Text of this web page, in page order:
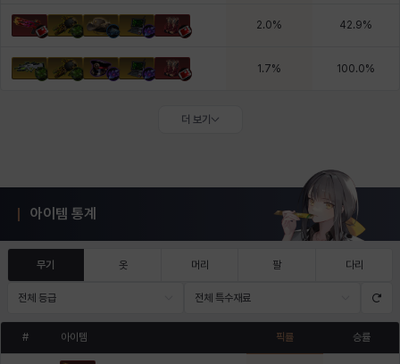
2.0% 42.9%
1.7% 100.0%
더 보기
아이템 통계
무기 옷 머리 팔 다리
전체 등급 전체 특수재료
# 아이템 픽률 승률